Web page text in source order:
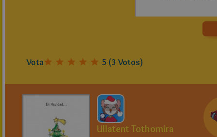
Vota 5 (3 Votos)
Ullatent Tothomira